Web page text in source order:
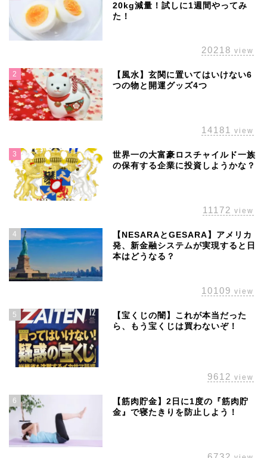
20kg減量！試しに1週間やってみ
た！
20218 view
2
【風水】玄関に置いてはいけない6
つの物と開運グッズ4つ
14181 view
3
世界一の大富豪ロスチャイルド一族
の保有する企業に投資しようかな？
11172 view
4
【NESARAとGESARA】アメリカ
発、新金融システムが実現すると日
本はどうなる？
10109 view
5
【宝くじの闇】これが本当だった
ら、もう宝くじは買わないぞ！
9612 view
6
【筋肉貯金】2日に1度の『筋肉貯
金』で寝たきりを防止しよう！
株主優待